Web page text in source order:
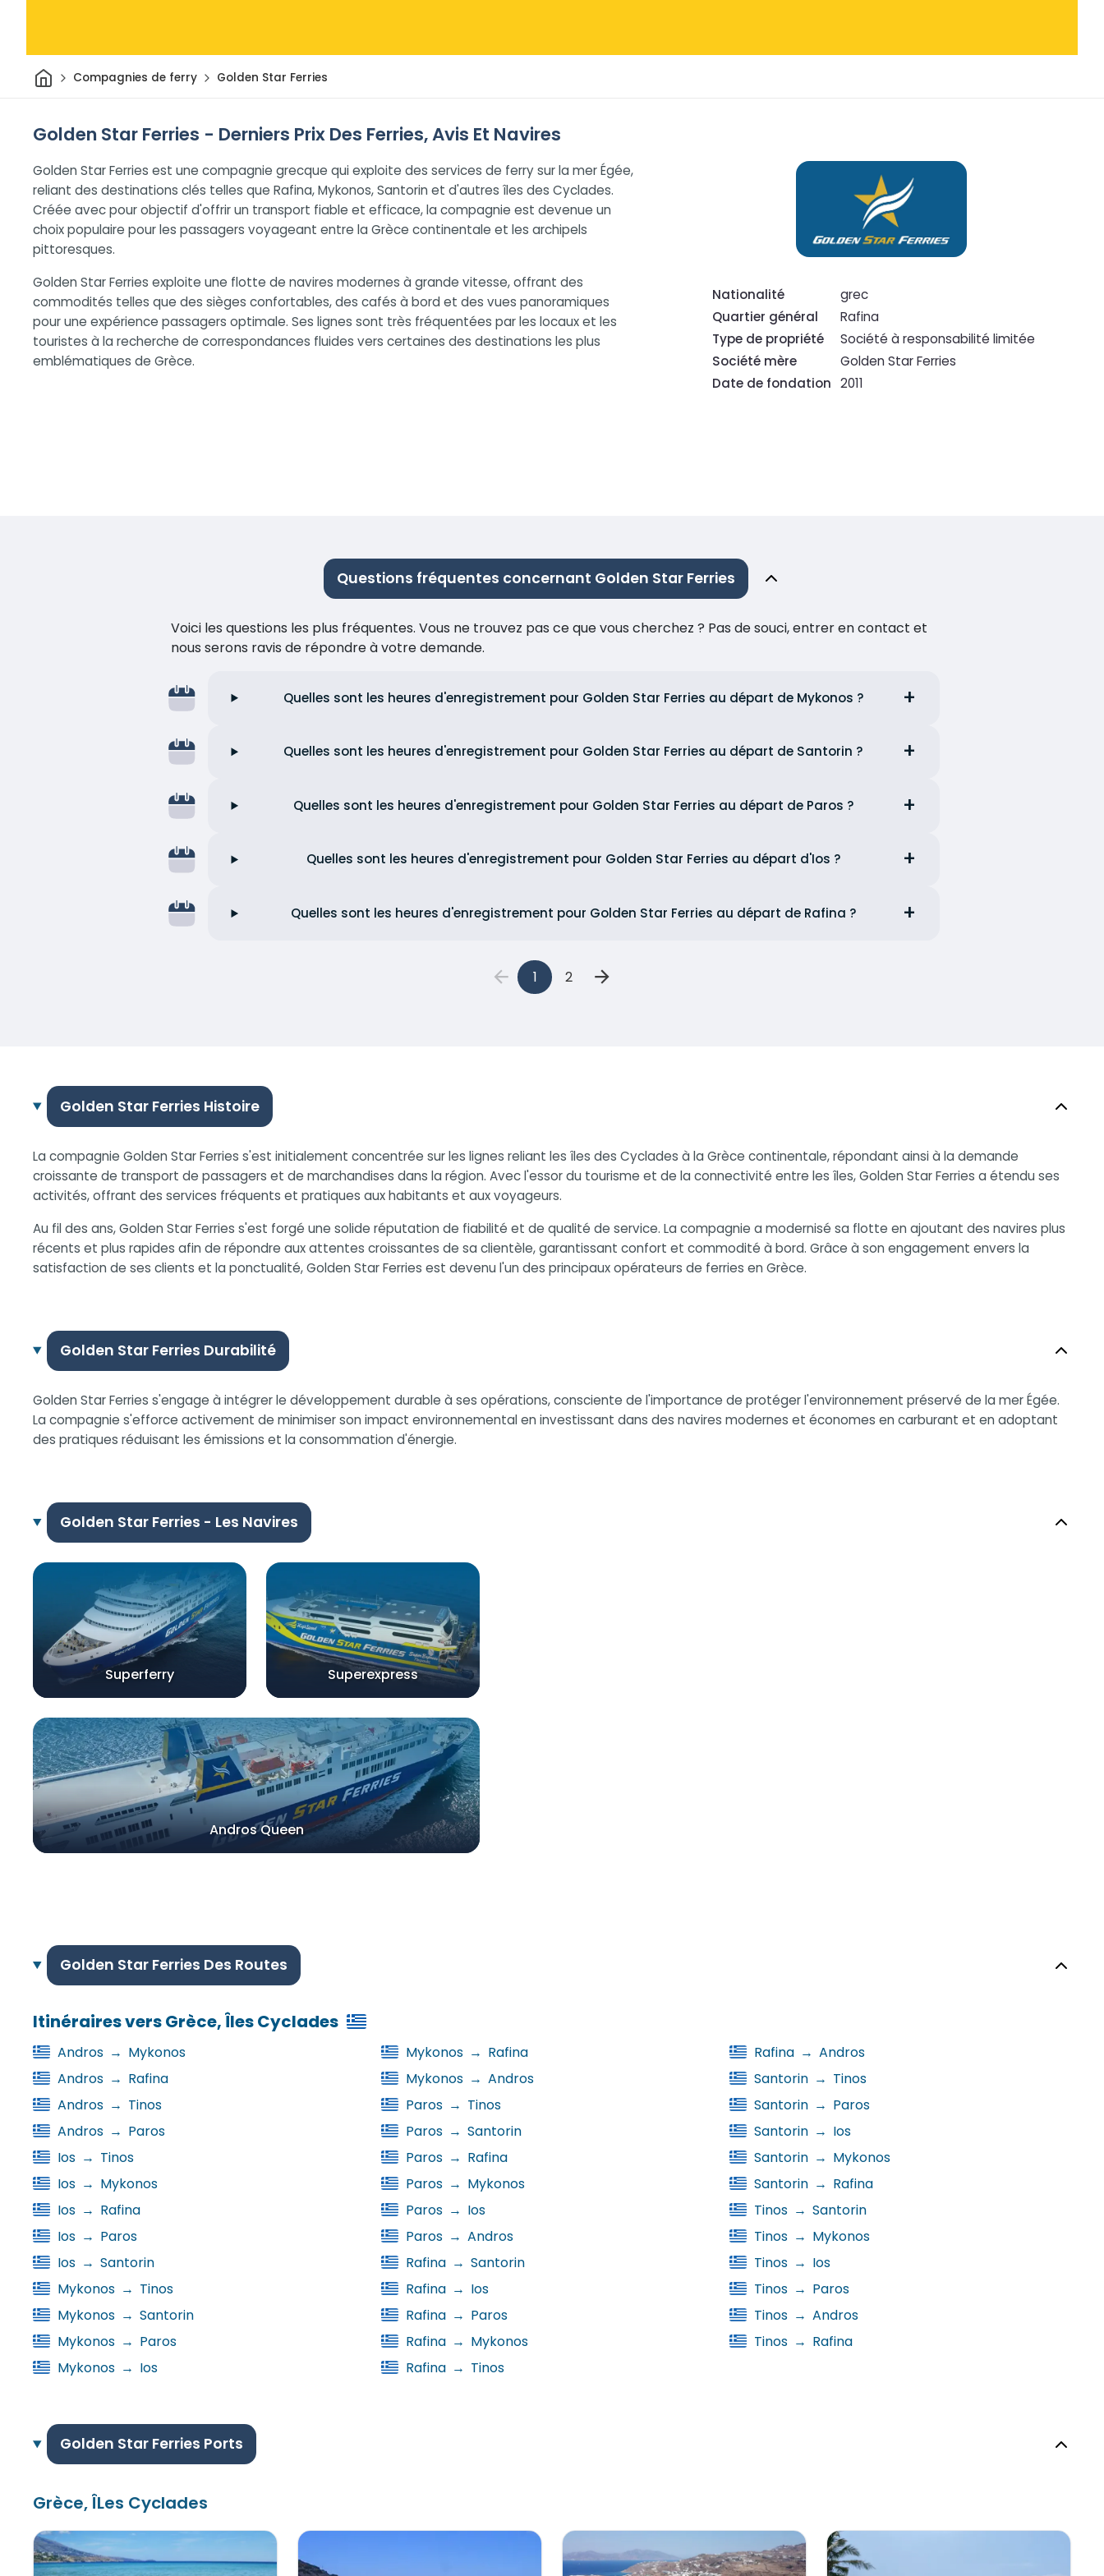
Maison
Compagnies de ferry Golden Star Ferries
Golden Star Ferries - Derniers Prix Des Ferries, Avis Et Navires
Golden Star Ferries est une compagnie grecque qui exploite des services de ferry sur la mer Égée,
reliant des destinations clés telles que Rafina, Mykonos, Santorin et d'autres îles des Cyclades.
Créée avec pour objectif d'offrir un transport fiable et efficace, la compagnie est devenue un
choix populaire pour les passagers voyageant entre la Grèce continentale et les archipels
pittoresques.
Golden Star Ferries exploite une flotte de navires modernes à grande vitesse, offrant des
commodités telles que des sièges confortables, des cafés à bord et des vues panoramiques
pour une expérience passagers optimale. Ses lignes sont très fréquentées par les locaux et les
touristes à la recherche de correspondances fluides vers certaines des destinations les plus
emblématiques de Grèce.
Nationalité
grec
Quartier général
Rafina
Type de propriété
Société à responsabilité limitée
Société mère
Golden Star Ferries
Date de fondation 2011
Questions fréquentes concernant Golden Star Ferries
Voici les questions les plus fréquentes. Vous ne trouvez pas ce que vous cherchez ? Pas de souci, entrer en contact et
nous serons ravis de répondre à votre demande.
Quelles sont les heures d'enregistrement pour Golden Star Ferries au départ de Mykonos ?
Quelles sont les heures d'enregistrement pour Golden Star Ferries au départ de Santorin ?
Quelles sont les heures d'enregistrement pour Golden Star Ferries au départ de Paros ?
Quelles sont les heures d'enregistrement pour Golden Star Ferries au départ d'Ios ?
Quelles sont les heures d'enregistrement pour Golden Star Ferries au départ de Rafina ?
1 2
Golden Star Ferries Histoire
La compagnie Golden Star Ferries s'est initialement concentrée sur les lignes reliant les îles des Cyclades à la Grèce continentale, répondant ainsi à la demande
croissante de transport de passagers et de marchandises dans la région. Avec l'essor du tourisme et de la connectivité entre les îles, Golden Star Ferries a étendu ses
activités, offrant des services fréquents et pratiques aux habitants et aux voyageurs.
Au fil des ans, Golden Star Ferries s'est forgé une solide réputation de fiabilité et de qualité de service. La compagnie a modernisé sa flotte en ajoutant des navires plus
récents et plus rapides afin de répondre aux attentes croissantes de sa clientèle, garantissant confort et commodité à bord. Grâce à son engagement envers la
satisfaction de ses clients et la ponctualité, Golden Star Ferries est devenu l'un des principaux opérateurs de ferries en Grèce.
Golden Star Ferries Durabilité
Golden Star Ferries s'engage à intégrer le développement durable à ses opérations, consciente de l'importance de protéger l'environnement préservé de la mer Égée.
La compagnie s'efforce activement de minimiser son impact environnemental en investissant dans des navires modernes et économes en carburant et en adoptant
des pratiques réduisant les émissions et la consommation d'énergie.
Golden Star Ferries - Les Navires
Superferry Superexpress
Andros Queen
Golden Star Ferries Des Routes
Itinéraires vers Grèce, Îles Cyclades
Andros → Mykonos
Andros → Rafina
Andros → Tinos
Andros → Paros
Ios → Tinos
Ios → Mykonos
Ios → Rafina
Ios → Paros
Ios → Santorin
Mykonos → Tinos
Mykonos → Santorin
Mykonos → Paros
Mykonos → Ios
Mykonos → Rafina
Mykonos → Andros
Paros → Tinos
Paros → Santorin
Paros → Rafina
Paros → Mykonos
Paros → Ios
Paros → Andros
Rafina → Santorin
Rafina → Ios
Rafina → Paros
Rafina → Mykonos
Rafina → Tinos
Rafina → Andros
Santorin → Tinos
Santorin → Paros
Santorin → Ios
Santorin → Mykonos
Santorin → Rafina
Tinos → Santorin
Tinos → Mykonos
Tinos → Ios
Tinos → Paros
Tinos → Andros
Tinos → Rafina
Golden Star Ferries Ports
Grèce, ÎLes Cyclades